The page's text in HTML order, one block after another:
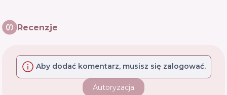
Recenzje
Aby dodać komentarz, musisz się zalogować.
Autoryzacja